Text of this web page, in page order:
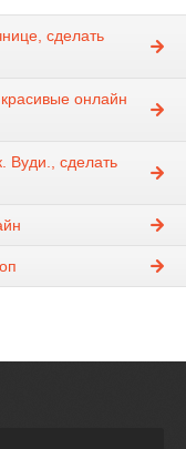
сделать
онлайн
Вуди., сделать